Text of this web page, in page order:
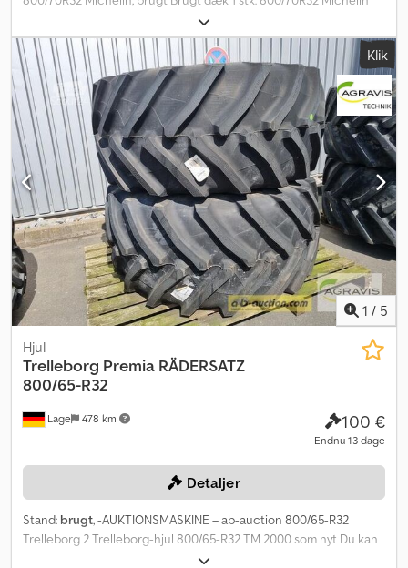
MegaXbib Visuel defekt på sidevæggen Du kan byde på denne
maskine online. Credpfjy Iquzsx Ak Ejf Startprisen er 100,00 EUR
ekskl. moms. Registrer dig gratis og deltag i auktionen. Klik her for
at komme til auktionen: ----- ----- Spændende onlineauktion!
Begynd at byde NU! ab-auction
Klik
1 / 5
Lage 478 km
Hjul
Trelleborg Premia RÄDERSATZ
800/65-R32
100 €
Endnu 13 dage
Detaljer
Stand: brugt, -AUKTIONSMASKINE – ab-auction 800/65-R32
Trelleborg 2 Trelleborg-hjul 800/65-R32 TM 2000 som nyt Du kan
byde på denne maskine online. Startprisen er 100,00 EUR ekskl.